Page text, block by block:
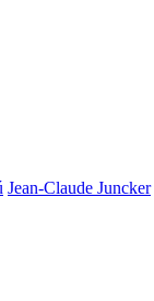
Jean-Claude Juncker